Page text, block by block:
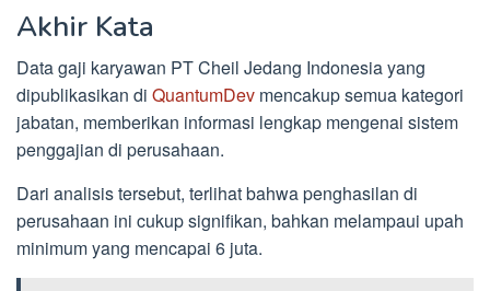
Akhir Kata
Data gaji karyawan PT Cheil Jedang Indonesia yang
dipublikasikan di QuantumDev mencakup semua kategori
jabatan, memberikan informasi lengkap mengenai sistem
penggajian di perusahaan.
Dari analisis tersebut, terlihat bahwa penghasilan di
perusahaan ini cukup signifikan, bahkan melampaui upah
minimum yang mencapai 6 juta.